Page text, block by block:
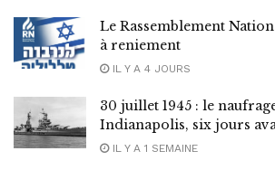
Le Rassemblement
à reniement
IL Y A 4 JOURS
30 juillet 1945 : le
Indianapolis, six jours
IL Y A 1 SEMAINE